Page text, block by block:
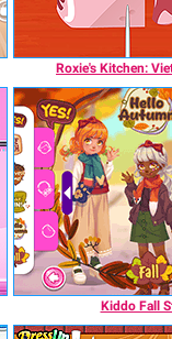
Roxie's Kitchen:
Kiddo Fall